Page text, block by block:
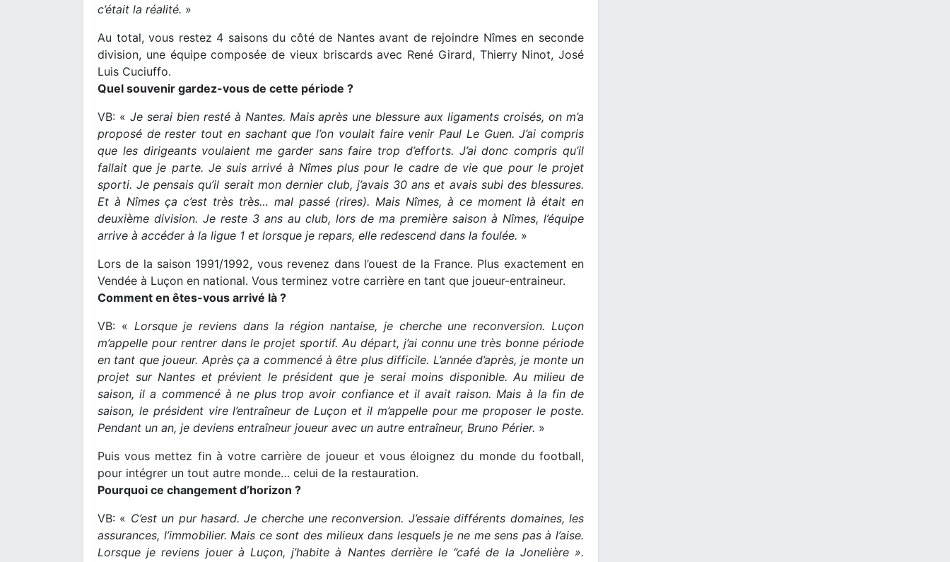
c’était la réalité. »
Au total, vous restez 4 saisons du côté de Nantes avant de rejoindre Nîmes en seconde
division, une équipe composée de vieux briscards avec René Girard, Thierry Ninot, José
Luis Cuciuffo.
Quel souvenir gardez-vous de cette période ?
VB: « Je serai bien resté à Nantes. Mais après une blessure aux ligaments croisés, on m’a
proposé de rester tout en sachant que l’on voulait faire venir Paul Le Guen. J’ai compris
que les dirigeants voulaient me garder sans faire trop d’efforts. J’ai donc compris qu’il
fallait que je parte. Je suis arrivé à Nîmes plus pour le cadre de vie que pour le projet
sporti. Je pensais qu’il serait mon dernier club, j’avais 30 ans et avais subi des blessures.
Et à Nîmes ça c’est très très… mal passé (rires). Mais Nîmes, à ce moment là était en
deuxième division. Je reste 3 ans au club, lors de ma première saison à Nîmes, l’équipe
arrive à accéder à la ligue 1 et lorsque je repars, elle redescend dans la foulée. »
Lors de la saison 1991/1992, vous revenez dans l’ouest de la France. Plus exactement en
Vendée à Luçon en national. Vous terminez votre carrière en tant que joueur-entraineur.
Comment en êtes-vous arrivé là ?
VB: « Lorsque je reviens dans la région nantaise, je cherche une reconversion. Luçon
m’appelle pour rentrer dans le projet sportif. Au départ, j’ai connu une très bonne période
en tant que joueur. Après ça a commencé à être plus difficile. L’année d’après, je monte un
projet sur Nantes et prévient le président que je serai moins disponible. Au milieu de
saison, il a commencé à ne plus trop avoir confiance et il avait raison. Mais à la fin de
saison, le président vire l’entraîneur de Luçon et il m’appelle pour me proposer le poste.
Pendant un an, je deviens entraîneur joueur avec un autre entraîneur, Bruno Périer. »
Puis vous mettez fin à votre carrière de joueur et vous éloignez du monde du football,
pour intégrer un tout autre monde… celui de la restauration.
Pourquoi ce changement d’horizon ?
VB: « C’est un pur hasard. Je cherche une reconversion. J’essaie différents domaines, les
assurances, l’immobilier. Mais ce sont des milieux dans lesquels je ne me sens pas à l’aise.
Lorsque je reviens jouer à Luçon, j’habite à Nantes derrière le ‘’café de la Jonelière ».